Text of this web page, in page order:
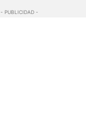
- PUBLICIDAD -